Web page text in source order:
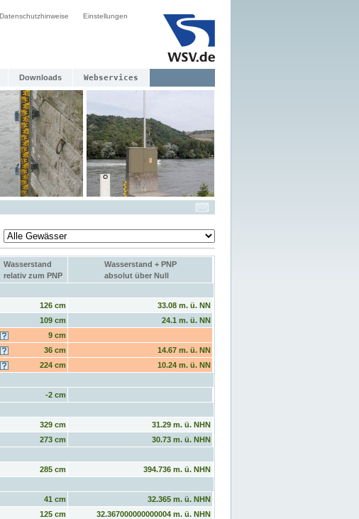
Datenschutzhinweise Einstellungen
Downloads Webservices
Wasserstand
relativ zum PNP
Wasserstand + PNP
absolut über Null
126 cm
33.08 m. ü. NN
109 cm
24.1 m. ü. NN
9 cm
36 cm
14.67 m. ü. NN
224 cm
10.24 m. ü. NN
-2 cm
329 cm
31.29 m. ü. NHN
273 cm
30.73 m. ü. NHN
285 cm
394.736 m. ü. NHN
41 cm
32.365 m. ü. NHN
125 cm
32.367000000000004 m. ü. NHN